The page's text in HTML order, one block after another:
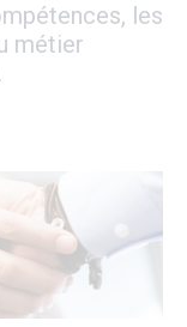
les
métier